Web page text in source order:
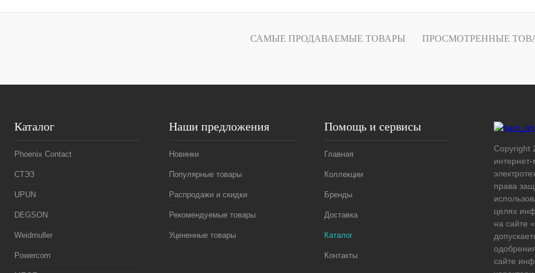
САМЫЕ ПРОДАВАЕМЫЕ ТОВАРЫ ПРОСМОТРЕННЫЕ
Каталог
Phoenix Contact
СТЭЗ
UPUN
DEGSON
Weidmuller
Powercom
Наши предложения
Новинки
Популярные товары
Распродажи и скидки
Рекомендуемые товары
Уцененные товары
Помощь и сервисы
Главная
Коллекции
Бренды
Доставка
Каталог
Контакты
Copyright
интернет-
права
целях
на сайте
сайте